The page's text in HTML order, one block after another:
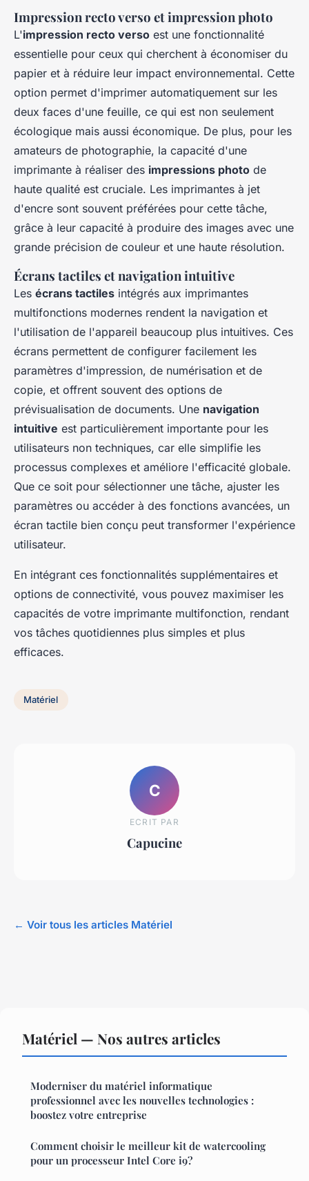
Impression recto verso et impression photo
L'impression recto verso est une fonctionnalité
essentielle pour ceux qui cherchent à économiser du
papier et à réduire leur impact environnemental. Cette
option permet d'imprimer automatiquement sur les
deux faces d'une feuille, ce qui est non seulement
écologique mais aussi économique. De plus, pour les
amateurs de photographie, la capacité d'une
imprimante à réaliser des impressions photo de
haute qualité est cruciale. Les imprimantes à jet
d'encre sont souvent préférées pour cette tâche,
grâce à leur capacité à produire des images avec une
grande précision de couleur et une haute résolution.
Écrans tactiles et navigation intuitive
Les écrans tactiles intégrés aux imprimantes
multifonctions modernes rendent la navigation et
l'utilisation de l'appareil beaucoup plus intuitives. Ces
écrans permettent de configurer facilement les
paramètres d'impression, de numérisation et de
copie, et offrent souvent des options de
prévisualisation de documents. Une navigation
intuitive est particulièrement importante pour les
utilisateurs non techniques, car elle simplifie les
processus complexes et améliore l'efficacité globale.
Que ce soit pour sélectionner une tâche, ajuster les
paramètres ou accéder à des fonctions avancées, un
écran tactile bien conçu peut transformer l'expérience
utilisateur.
En intégrant ces fonctionnalités supplémentaires et
options de connectivité, vous pouvez maximiser les
capacités de votre imprimante multifonction, rendant
vos tâches quotidiennes plus simples et plus
efficaces.
Matériel
C
ECRIT PAR
Capucine
← Voir tous les articles Matériel
Matériel — Nos autres articles
Moderniser du matériel informatique
professionnel avec les nouvelles technologies :
boostez votre entreprise
Comment choisir le meilleur kit de watercooling
pour un processeur Intel Core i9?